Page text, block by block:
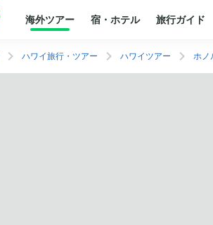
海外ツアー 宿・ホテル 旅行ガイド
ハワイ旅行・ツアー ハワイツアー ホノ